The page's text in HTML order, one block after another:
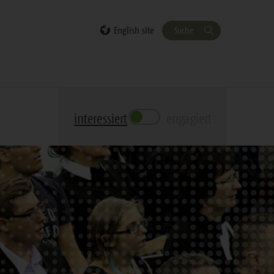
English site Suche
interessiert